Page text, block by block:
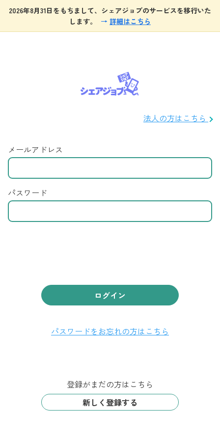
2026年8月31日をもちまして、シェアジョブのサービスを移行いた
します。
→ 詳細はこちら
法人の方はこちら
メールアドレス
パスワード
ログイン
パスワードをお忘れの方はこちら
登録がまだの方はこちら
新しく登録する